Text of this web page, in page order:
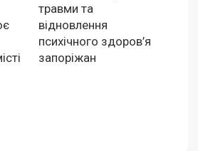
травми та
відновлення
психічного здоров’я
запоріжан